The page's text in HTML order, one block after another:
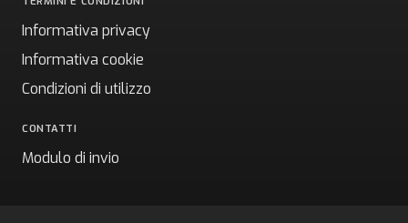
Informativa privacy
Informativa cookie
Condizioni di utilizzo
CONTATTI
Modulo di invio